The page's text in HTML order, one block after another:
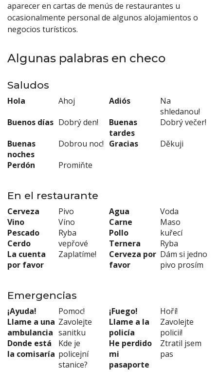
aparecer en cartas de menús de restaurantes u
ocasionalmente personal de algunos alojamientos o
negocios turísticos.
Algunas palabras en checo
Saludos
Hola Ahoj Adiós
Na
shledanou!
Buenos días Dobrý den!
Buenas
tardes
Dobrý večer!
Buenas
noches
Dobrou noc! Gracias
Děkuji
Perdón
Promiňte
En el restaurante
Cerveza Pivo Agua
Voda
Vino
Víno Carne
Maso
Pescado
Ryba Pollo
kuřecí
Cerdo
vepřové Ternera
Ryba
La cuenta
por favor
Zaplatíme!
Cerveza por
favor
Dám si jedno
pivo prosím
Emergencias
¡Ayuda! Pomoc! ¡Fuego!
Hoří!
Llame a una
ambulancia
Zavolejte
sanitku
Llame a la
policía
Zavolejte
policii!
Donde está
la comisaría
Kde je
policejní
stanice?
He perdido
mi
pasaporte
Ztratil jsem
pas